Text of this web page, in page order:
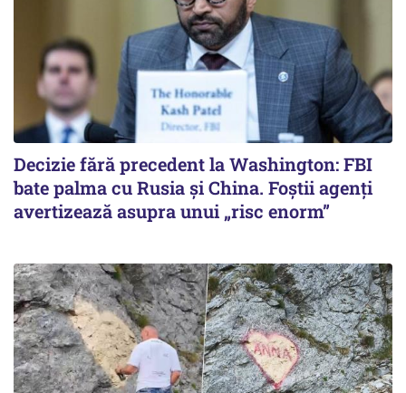
Decizie fără precedent la Washington: FBI
bate palma cu Rusia și China. Foștii agenți
avertizează asupra unui „risc enorm”